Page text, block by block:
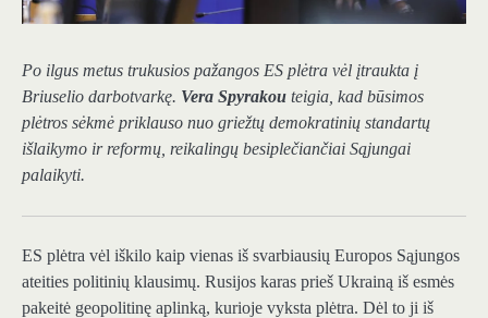
Po ilgus metus trukusios pažangos ES plėtra vėl įtraukta į
Briuselio darbotvarkę. Vera Spyrakou teigia, kad būsimos
plėtros sėkmė priklauso nuo griežtų demokratinių standartų
išlaikymo ir reformų, reikalingų besiplečiančiai Sąjungai
palaikyti.
ES plėtra vėl iškilo kaip vienas iš svarbiausių Europos Sąjungos
ateities politinių klausimų. Rusijos karas prieš Ukrainą iš esmės
pakeitė geopolitinę aplinką, kurioje vyksta plėtra. Dėl to ji iš